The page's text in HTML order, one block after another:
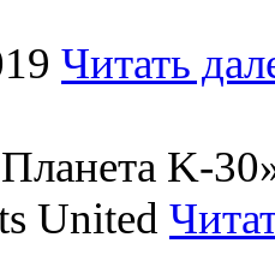
Читать
K-
United